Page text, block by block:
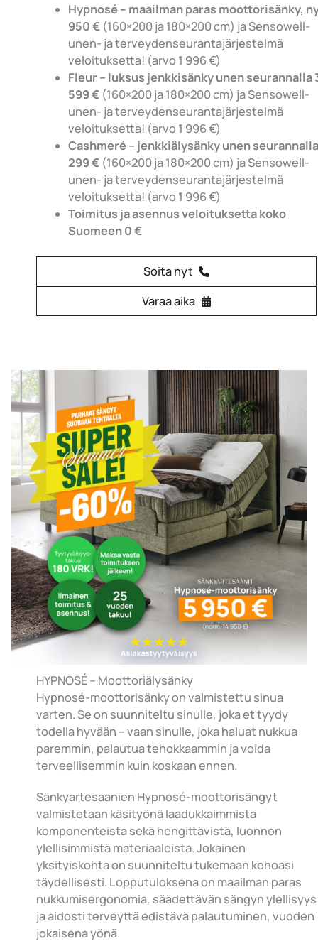
Hypnosé – maailman paras moottorisänky,
950 €(160×200 ja 180×200 cm) ja Sensowell-
unen- ja terveydenseurantajärjestelmä
veloituksetta! (arvo 1 996 €)
Fleur – luksus jenkkisänky unen seurannalla
599 €(160×200 ja 180×200 cm) ja Sensowell-
unen- ja terveydenseurantajärjestelmä
veloituksetta! (arvo 1 996 €)
Cashmeré – jenkkiälysänky unen
299 €(160×200 ja 180×200 cm) ja Sensowell-
unen- ja terveydenseurantajärjestelmä
veloituksetta! (arvo 1 996 €)
Toimitus ja asennus veloituksetta koko
Suomeen 0 €
Soita nyt
Varaa aika
HYPNOSÉ – Moottoriälysänky
Hypnosé-moottorisänky on valmistettu sinua
varten. Se on suunniteltu sinulle, joka et tyydy
todella hyvään – vaan sinulle, joka haluat nukkua
paremmin, palautua tehokkaammin ja voida
terveellisemmin kuin koskaan ennen.
Sänkyartesaanien Hypnosé-moottorisängyt
valmistetaan käsityönä laadukkaimmista
komponenteista sekä hengittävistä, luonnon
ylellisimmistä materiaaleista. Jokainen
yksityiskohta on suunniteltu tukemaan kehoasi
täydellisesti. Lopputuloksena on maailman paras
nukkumisergonomia, säädettävän sängyn ylellisyys
ja aidosti terveyttä edistävä palautuminen, vuoden
jokaisena yönä.